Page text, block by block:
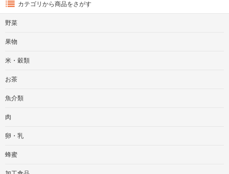
カテゴリから商品をさがす
野菜
果物
米・穀類
お茶
魚介類
肉
卵・乳
蜂蜜